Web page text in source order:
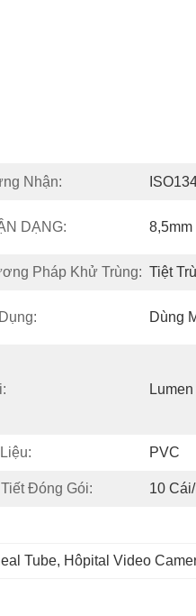
Nhận:
DẠNG: 8,5mm
Pháp Khử Trùng: Tiệt
Dùng
PVC
Đóng Gói: 10
Tube, Hôpital Video